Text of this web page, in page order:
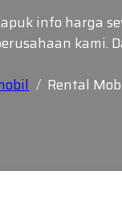
info harga
kami.
Rental